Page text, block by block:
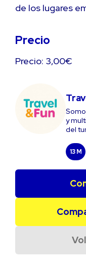
de los lugares
Precio
Precio: 3,00€
y
del
13 M